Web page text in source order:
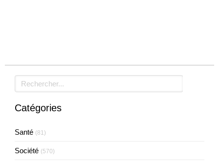
Rechercher
Catégories
Santé (81)
Société (570)